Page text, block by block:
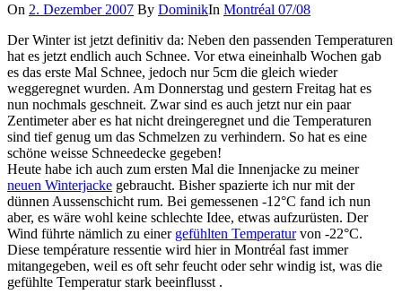
On 2. Dezember 2007 By DominikIn Montréal 07/08
Der Winter ist jetzt definitiv da: Neben den passenden Temperaturen
hat es jetzt endlich auch Schnee. Vor etwa eineinhalb Wochen gab
es das erste Mal Schnee, jedoch nur 5cm die gleich wieder
weggeregnet wurden. Am Donnerstag und gestern Freitag hat es
nun nochmals geschneit. Zwar sind es auch jetzt nur ein paar
Zentimeter aber es hat nicht dreingeregnet und die Temperaturen
sind tief genug um das Schmelzen zu verhindern. So hat es eine
schöne weisse Schneedecke gegeben!
Heute habe ich auch zum ersten Mal die Innenjacke zu meiner
neuen Winterjacke gebraucht. Bisher spazierte ich nur mit der
dünnen Aussenschicht rum. Bei gemessenen -12°C fand ich nun
aber, es wäre wohl keine schlechte Idee, etwas aufzurüsten. Der
Wind führte nämlich zu einer gefühlten Temperaturvon -22°C.
Diese température ressentie wird hier in Montréal fast immer
mitangegeben, weil es oft sehr feucht oder sehr windig ist, was die
gefühlte Temperatur stark beeinflusst .